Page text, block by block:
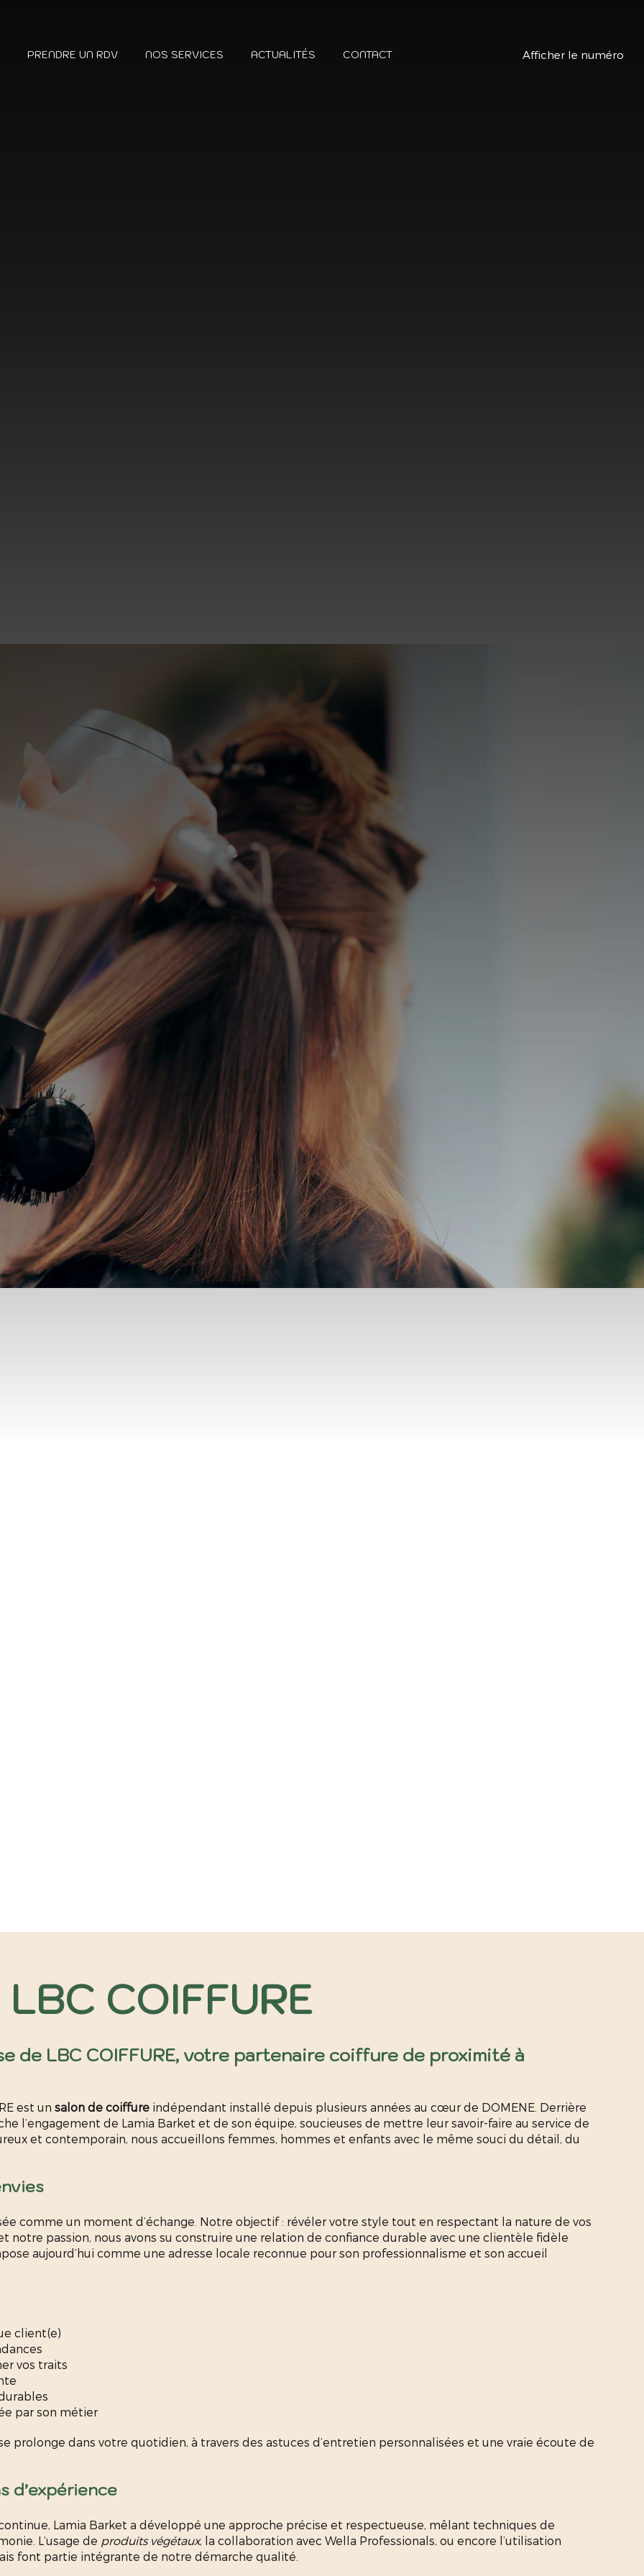
PRENDRE UN RDV NOS SERVICES ACTUALITÉS CONTACT Afficher le numéro
LBC COIFFURE
de LBC COIFFURE, votre partenaire coiffure de proximité à
est un salon de coiffureindépendant installé depuis plusieurs années au cœur de DOMENE. Derrière
l’engagement de Lamia Barket et de son équipe, soucieuses de mettre leur savoir-faire au service de
et contemporain, nous accueillons femmes, hommes et enfants avec le même souci du détail, du
comme un moment d’échange. Notre objectif : révéler votre style tout en respectant la nature de vos
notre passion, nous avons su construire une relation de confiance durable avec une clientèle fidèle
aujourd’hui comme une adresse locale reconnue pour son professionnalisme et son accueil
client(e)
vos traits
par son métier
prolonge dans votre quotidien, à travers des astuces d’entretien personnalisées et une vraie écoute de
d’expérience
Lamia Barket a développé une approche précise et respectueuse, mêlant techniques de
L’usage de produits végétaux, la collaboration avec Wella Professionals, ou encore l’utilisation
font partie intégrante de notre démarche qualité.